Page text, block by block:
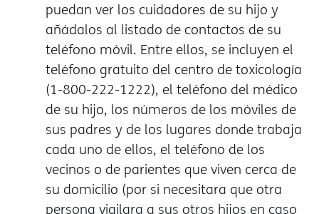
puedan ver los cuidadores de su hijo y
añádalos al listado de contactos de su
teléfono móvil. Entre ellos, se incluyen el
teléfono gratuito del centro de toxicología
(1-800-222-1222), el teléfono del médico
de su hijo, los números de los móviles de
sus padres y de los lugares donde trabaja
cada uno de ellos, el teléfono de los
vecinos o de parientes que viven cerca de
su domicilio (por si necesitara que otra
persona vigilara a sus otros hijos en caso